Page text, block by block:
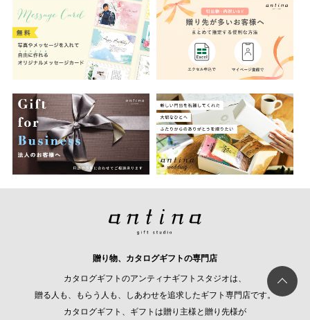
贈り物、カタログギフトの専門店
カタログギフトのアンティナギフトスタジオは、
贈る人も、もらう人も、しあわせを追求したギフト専門店です。
カタログギフト、ギフトは贈り主様と贈り先様が